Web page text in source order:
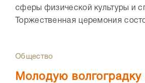
сферы физической культуры и
Торжественная церемония
Общество
Молодую